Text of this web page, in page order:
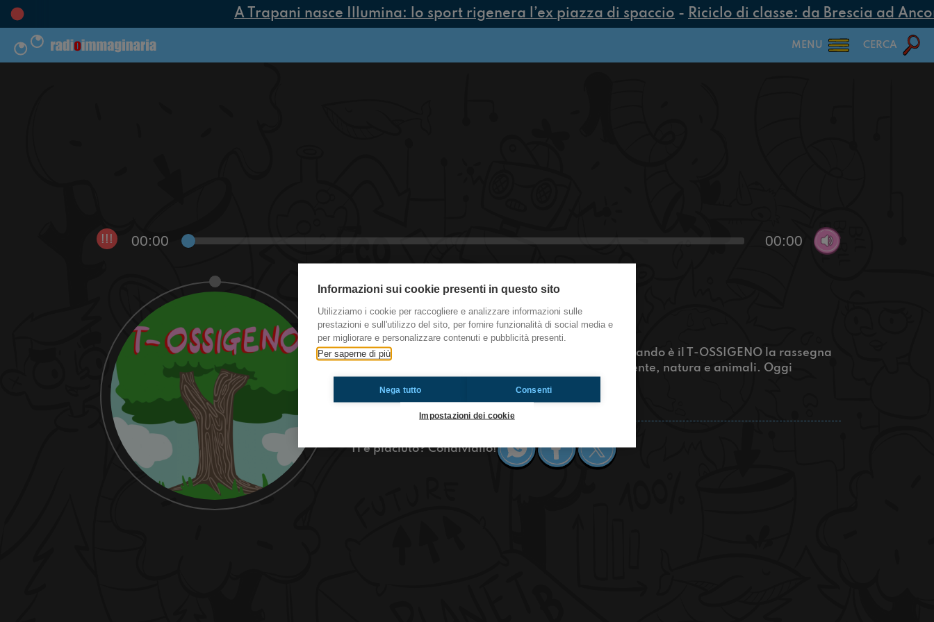
A Trapani nasce Illumina: lo sport rigenera l’ex piazza di spaccio-Riciclo di classe: da Brescia ad
MENU CERCA
!!! 00:00 00:00
Ep.148 Puzzola
www.radioimmaginaria.it! Quello che state ascoltando è il T-OSSIGENO la rassegna
green di Radioimmaginaria in cui vi parlo di ambiente, natura e animali. Oggi
Ti è piaciuto? Condividilo!
Informazioni sui cookie presenti in questo sito
Utilizziamo i cookie per raccogliere e analizzare informazioni sulle
prestazioni e sull'utilizzo del sito, per fornire funzionalità di social media e
per migliorare e personalizzare contenuti e pubblicità presenti.
Per saperne di più
Nega tutto Consenti
Impostazioni dei cookie